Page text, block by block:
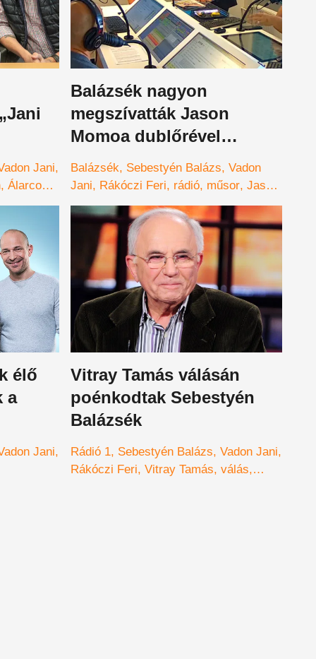
Jani
Álarcos
Balázsék nagyon
megszívatták Jason
Momoa dublőrével
Rákóczi Ferit – videó
Balázsék Sebestyén Balázs Vadon
Jani
Rákóczi Feri rádió műsor Jason
Momoa Megyeri Balázs dublőr
hasonmás
szivatás vicc poén
élő
a
Jani
Vitray Tamás válásán
poénkodtak Sebestyén
Balázsék
Rádió 1 Sebestyén Balázs Vadon Jani
Rákóczi Feri Vitray Tamás válás